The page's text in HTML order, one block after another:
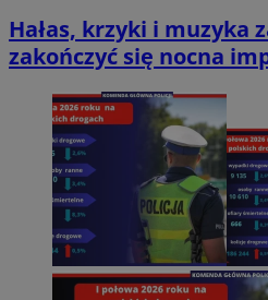
Hałas, krzyki i muzyka
zakończyć się nocna